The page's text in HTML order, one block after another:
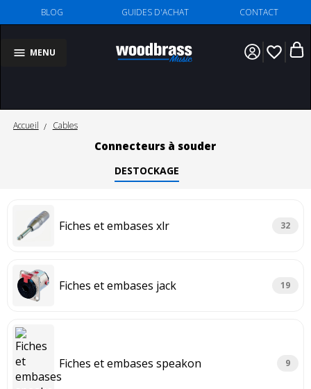
BLOG GUIDES D'ACHAT CONTACT
MENU favorite_border
Accueil Cables
Connecteurs à souder
DESTOCKAGE
Fiches et embases xlr 32
Fiches et embases jack 19
Fiches et embases speakon 9